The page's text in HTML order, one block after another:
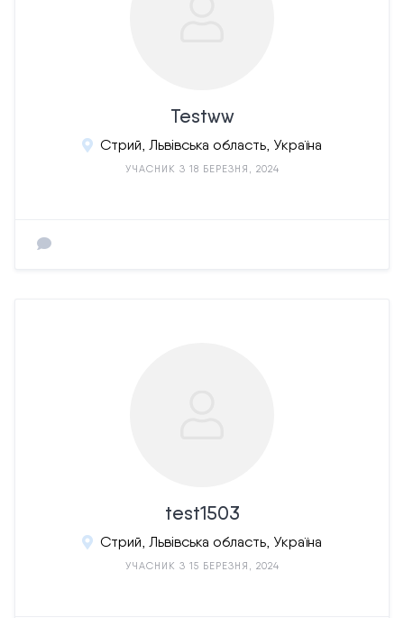
Testww
Стрий, Львівська область, Україна
УЧАСНИК З 18 БЕРЕЗНЯ, 2024
test1503
Стрий, Львівська область, Україна
УЧАСНИК З 15 БЕРЕЗНЯ, 2024